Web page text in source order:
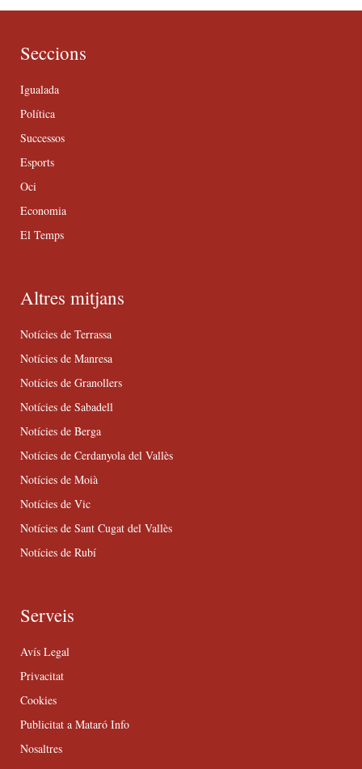
Seccions
Igualada
Política
Successos
Esports
Oci
Economia
El Temps
Altres mitjans
Notícies de Terrassa
Notícies de Manresa
Notícies de Granollers
Notícies de Sabadell
Notícies de Berga
Notícies de Cerdanyola del Vallès
Notícies de Moià
Notícies de Vic
Notícies de Sant Cugat del Vallès
Notícies de Rubí
Serveis
Avís Legal
Privacitat
Cookies
Publicitat a Mataró Info
Nosaltres